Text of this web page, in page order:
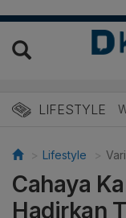
LIFESTYLE
Lifestyle
Cahaya
Hadirkan